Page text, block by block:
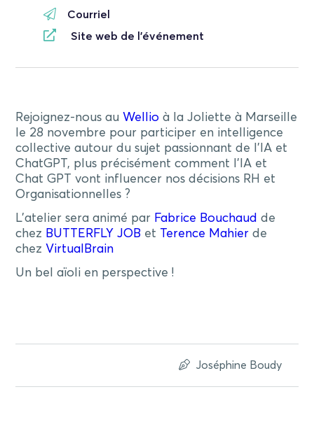
Courriel
Site web de l'événement
Rejoignez-nous au Wellio à la Joliette à Marseille
le 28 novembre pour participer en intelligence
collective autour du sujet passionnant de l’IA et
ChatGPT, plus précisément comment l’IA et
Chat GPT vont influencer nos décisions RH et
Organisationnelles ?
L’atelier sera animé par Fabrice Bouchaud de
chez BUTTERFLY JOB et Terence Mahier de
chez VirtualBrain
Un bel aïoli en perspective !
Joséphine Boudy